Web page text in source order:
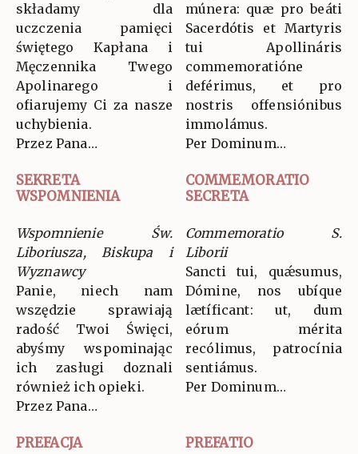
składamy dla
uczczenia pamięci
świętego Kapłana i
Męczennika Twego
Apolinarego i
ofiarujemy Ci za nasze
uchybienia.
Przez Pana…
múnera: quæ pro beáti
Sacerdótis et Martyris
tui Apollináris
commemoratióne
deférimus, et pro
nostris offensiónibus
immolámus.
Per Dominum…
SEKRETA
WSPOMNIENIA
COMMEMORATIO
SECRETA
Wspomnienie Św.
Liboriusza, Biskupa i
Wyznawcy
Panie, niech nam
wszędzie sprawiają
radość Twoi Święci,
abyśmy wspominając
ich zasługi doznali
również ich opieki.
Przez Pana…
Commemoratio S.
Liborii
Sancti tui, quǽsumus,
Dómine, nos ubíque
lætíficant: ut, dum
eórum mérita
recólimus, patrocínia
sentiámus.
Per Dominum…
PREFACJA PREFATIO